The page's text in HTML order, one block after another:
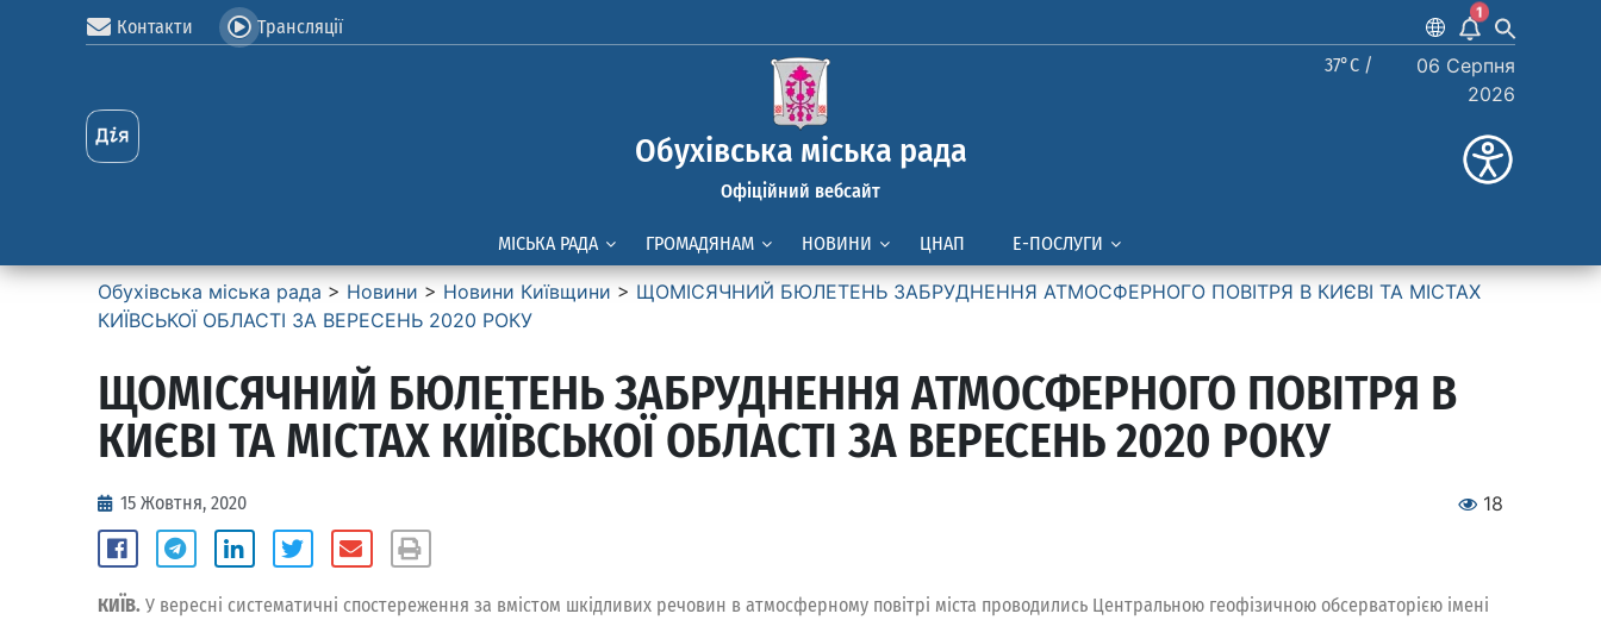
Контакти Трансляції
1
Обухівська міська рада
Офіційний вебсайт
37°C /
06 Серпня
2026
МІСЬКА РАДА ГРОМАДЯНАМ НОВИНИ ЦНАП Е-ПОСЛУГИ
Обухівська міська рада > Новини > Новини Київщини > ЩОМІСЯЧНИЙ БЮЛЕТЕНЬ ЗАБРУДHЕHHЯ АТМОСФЕРНОГО ПОВІТРЯ В КИЄВІ ТА МІСТАХ
КИЇВСЬКОЇ ОБЛАСТІ ЗА ВЕРЕСЕНЬ 2020 РОКУ
ЩОМІСЯЧНИЙ БЮЛЕТЕНЬ ЗАБРУДHЕHHЯ АТМОСФЕРНОГО ПОВІТРЯ В
КИЄВІ ТА МІСТАХ КИЇВСЬКОЇ ОБЛАСТІ ЗА ВЕРЕСЕНЬ 2020 РОКУ
15 Жовтня, 2020 18
КИЇВ. У вересні систематичні спостереження за вмістом шкідливих речовин в атмосферному повітрі міста проводились Центральною геофізичною обсерваторією імені